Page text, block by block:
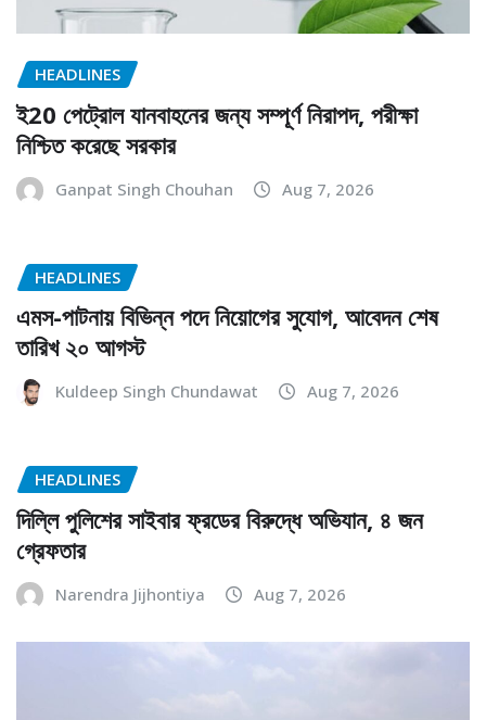
HEADLINES
ই20 পেট্রোল যানবাহনের জন্য সম্পূর্ণ নিরাপদ, পরীক্ষা
নিশ্চিত করেছে সরকার
Ganpat Singh Chouhan Aug 7, 2026
HEADLINES
এমস-পাটনায় বিভিন্ন পদে নিয়োগের সুযোগ, আবেদন শেষ
তারিখ ২০ আগস্ট
Kuldeep Singh Chundawat Aug 7, 2026
HEADLINES
দিল্লি পুলিশের সাইবার ফ্রডের বিরুদ্ধে অভিযান, ৪ জন
গ্রেফতার
Narendra Jijhontiya Aug 7, 2026